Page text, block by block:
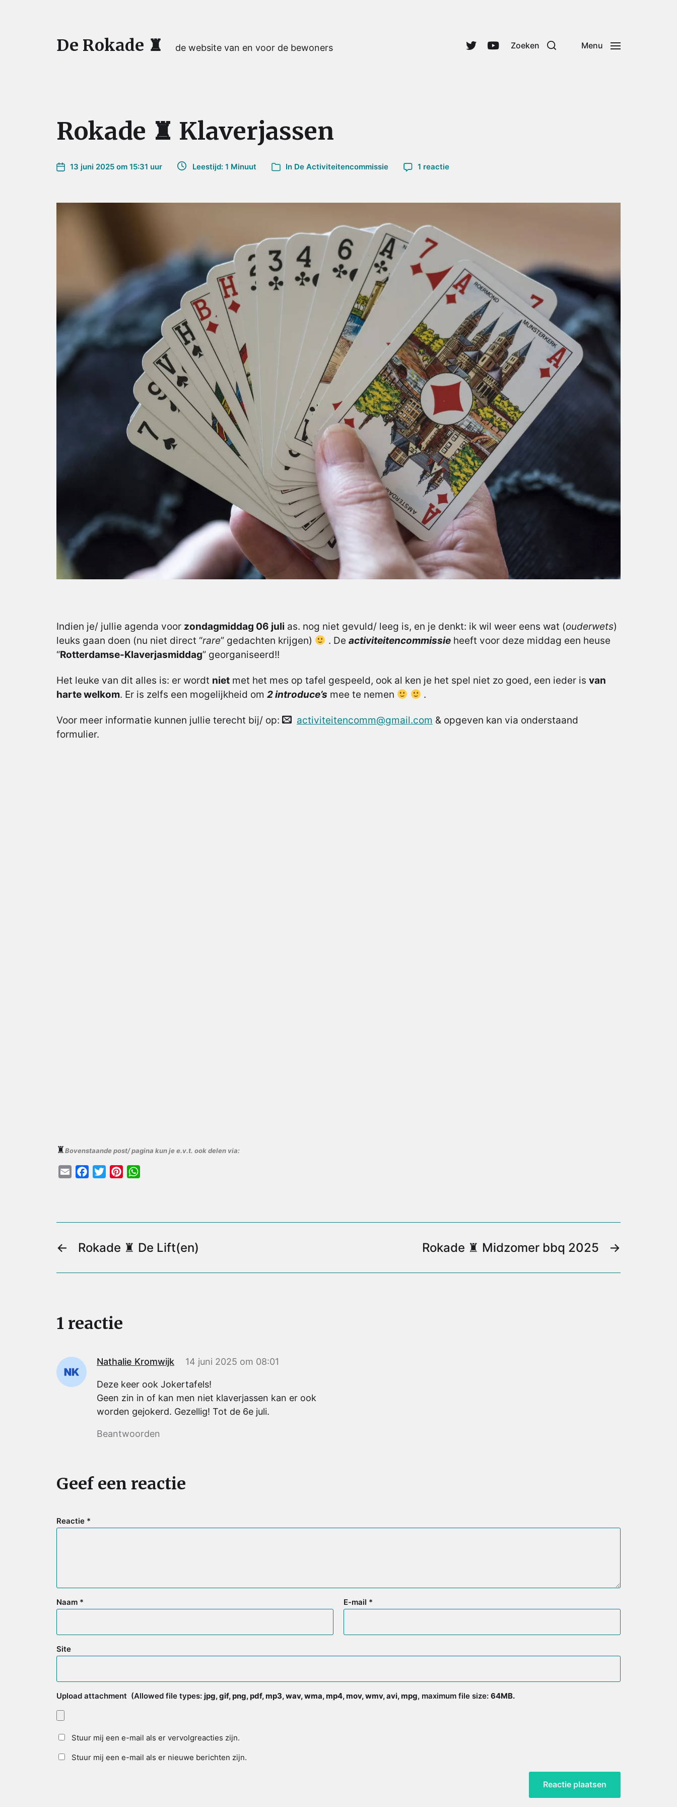
De Rokade ♜ de website van en voor de bewoners Zoeken Menu
Rokade ♜ Klaverjassen
13 juni 2025 om 15:31 uur Leestijd: 1 Minuut In De Activiteitencommissie 1 reactie
Indien je/ jullie agenda voor zondagmiddag 06 juli as. nog niet gevuld/ leeg is, en je denkt: ik wil weer eens wat (ouderwets)
leuks gaan doen (nu niet direct “rare” gedachten krijgen) . De activiteitencommissieheeft voor deze middag een heuse
“Rotterdamse-Klaverjasmiddag” georganiseerd!!
Het leuke van dit alles is: er wordt niet met het mes op tafel gespeeld, ook al ken je het spel niet zo goed, een ieder is van
harte welkom. Er is zelfs een mogelijkheid om 2 introduce’s mee te nemen .
Voor meer informatie kunnen jullie terecht bij/ op: activiteitencomm@gmail.com & opgeven kan via onderstaand
formulier.
♜Bovenstaande post/ pagina kun je e.v.t. ook delen via:
l
b
o
t
r
e
e
s
p
← Rokade ♜ De Lift(en) →
Rokade ♜ Midzomer bbq 2025
1 reactie
Nathalie Kromwijk 14 juni 2025 om 08:01
Deze keer ook Jokertafels!
Geen zin in of kan men niet klaverjassen kan er ook
worden gejokerd. Gezellig! Tot de 6e juli.
Beantwoorden
Geef een reactie
Reactie *
Naam * E-mail *
Site
Upload attachment (Allowed file types: jpg, gif, png, pdf, mp3, wav, wma, mp4, mov, wmv, avi, mpg, maximum file size: 64MB.
Stuur mij een e-mail als er vervolgreacties zijn.
Stuur mij een e-mail als er nieuwe berichten zijn.